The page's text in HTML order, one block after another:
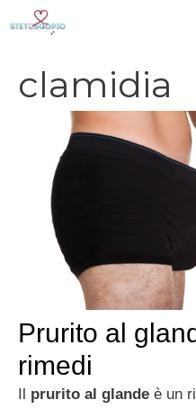
clamidia
Prurito al
rimedi
prurito al glande è un